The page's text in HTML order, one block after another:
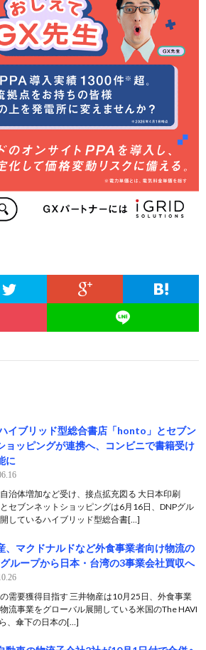
イブリッド型総合書店「honto」とセブン
ョッピングが連携へ、コンビニで書籍受け
に
治体増加など受け、接点拡充図る 大日本印刷
とセブンネットショッピングは6月16日、DNPグル
しているハイブリッド型総合書[…]
、マクドナルドなど外食事業者向け物流の
ループから日本・台湾の3事業会社買収へ
需要獲得目指す 三井物産は10月25日、外食事業
流事業をグローバル展開している米国のThe HAVI
、傘下の日本の[…]